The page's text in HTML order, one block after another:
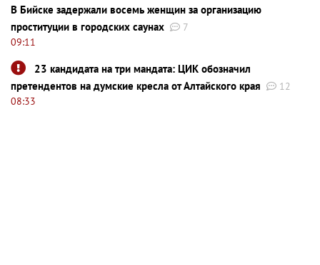
В Бийске задержали восемь женщин за организацию
проституции в городских саунах
7
09:11
23 кандидата на три мандата: ЦИК обозначил
претендентов на думские кресла от Алтайского края
12
08:33